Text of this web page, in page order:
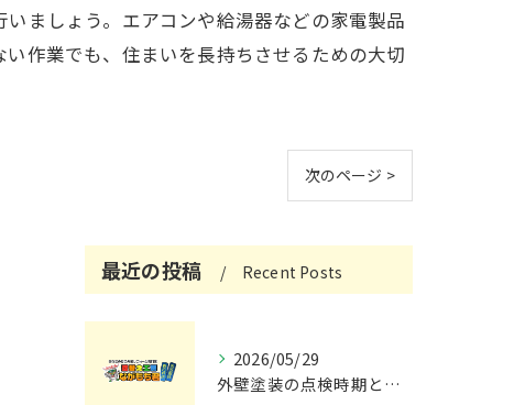
ましょう。エアコンや給湯器などの家電製品
作業でも、住まいを長持ちさせるための大切
次のページ >
最近の投稿 Recent Posts
2026/05/29
外壁塗装の点検時期と施工の最適タイミング